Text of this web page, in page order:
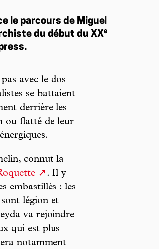
le parcours de Miguel
du début du XXe
avec le dos
se battaient
derrière les
ou flatté de leur
connut la
. Il y
embastillés : les
légion et
va rejoindre
qui est plus
notamment